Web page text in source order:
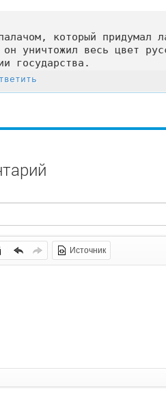
который придумал
уничтожил весь цвет
государства.
Источник